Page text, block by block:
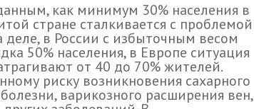
как минимум 30% населения в
стране сталкивается с проблемой
в России с избыточным весом
50% населения, в Европе ситуация
от 40 до 70% жителей.
риску возникновения сахарного
варикозного расширения вен,